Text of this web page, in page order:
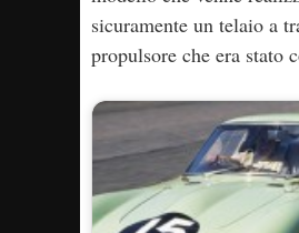
sicuramente un telaio a
propulsore che era stato